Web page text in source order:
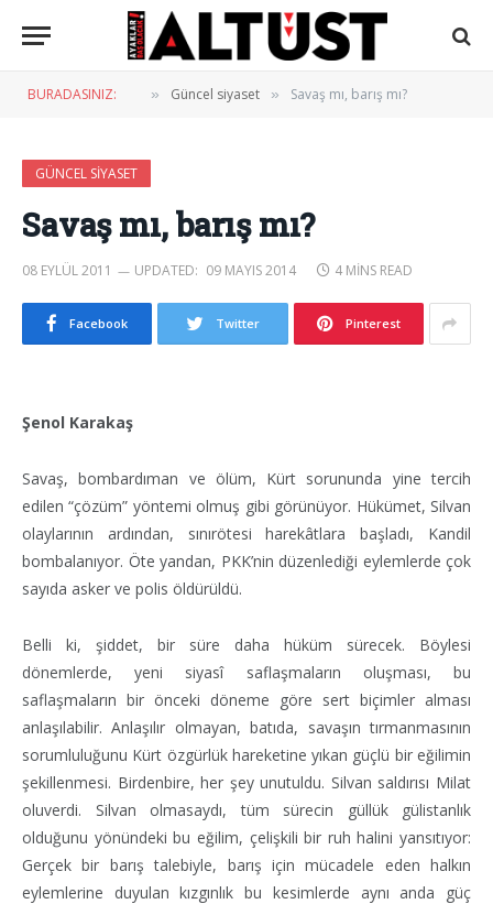
BURADASINIZ: » Güncel siyaset » Savaş mı, barış mı?
GÜNCEL SIYASET
Savaş mı, barış mı?
08 EYLÜL 2011 UPDATED: 09 MAYIS 2014 4 MINS READ
Facebook Twitter Pinterest
Şenol Karakaş
Savaş, bombardıman ve ölüm, Kürt sorununda yine tercih
edilen “çözüm” yöntemi olmuş gibi görünüyor. Hükümet, Silvan
olaylarının ardından, sınırötesi harekâtlara başladı, Kandil
bombalanıyor. Öte yandan, PKK’nin düzenlediği eylemlerde çok
sayıda asker ve polis öldürüldü.
Belli ki, şiddet, bir süre daha hüküm sürecek. Böylesi
dönemlerde, yeni siyasî saflaşmaların oluşması, bu
saflaşmaların bir önceki döneme göre sert biçimler alması
anlaşılabilir. Anlaşılır olmayan, batıda, savaşın tırmanmasının
sorumluluğunu Kürt özgürlük hareketine yıkan güçlü bir eğilimin
şekillenmesi. Birdenbire, her şey unutuldu. Silvan saldırısı Milat
oluverdi. Silvan olmasaydı, tüm sürecin güllük gülistanlık
olduğunu yönündeki bu eğilim, çelişkili bir ruh halini yansıtıyor:
Gerçek bir barış talebiyle, barış için mücadele eden halkın
eylemlerine duyulan kızgınlık bu kesimlerde aynı anda güç